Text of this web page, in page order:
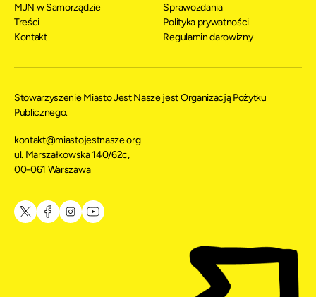
Stowarzyszenie Miasto Jest Nasze jest Organizacją Pożytku
Publicznego.
kontakt@miastojestnasze.org
ul. Marszałkowska 140/62c,
00-061 Warszawa
MJN w Samorządzie
Treści
Kontakt
Sprawozdania
Polityka prywatności
Regulamin darowizny